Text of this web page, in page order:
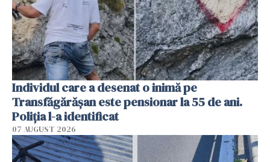
Individul care a desenat o inimă pe
Transfăgărășan este pensionar la 55 de ani.
Poliția l-a identificat
07 AUGUST 2026